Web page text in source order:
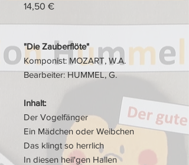
14,50 €Preis
"Die Zauberflöte"
Komponist: MOZART, W.A.
Bearbeiter: HUMMEL, G.
Inhalt:
Der Vogelfänger
Ein Mädchen oder Weibchen
Das klingt so herrlich
In diesen heil'gen Hallen